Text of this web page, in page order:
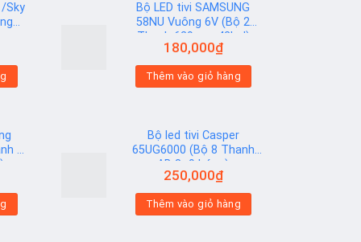
Sky
Bộ LED tivi SAMSUNG
58NU Vuông 6V (Bộ 2
Thanh 629mm 42led)
180,000₫
Thêm vào giỏ hàng
9
Bộ led tivi Casper
65UG6000 (Bộ 8 Thanh
AB 8+9 bóng)
250,000₫
Thêm vào giỏ hàng